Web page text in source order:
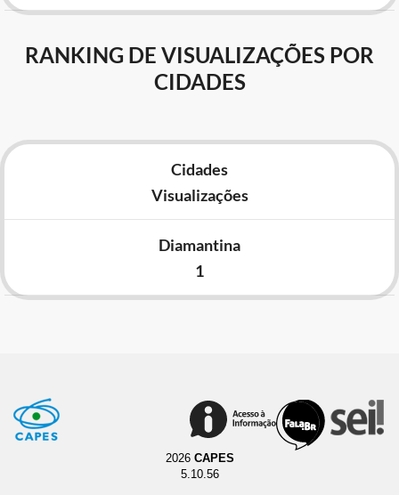
RANKING DE VISUALIZAÇÕES POR
CIDADES
Cidades
Visualizações
Diamantina
1
2026 CAPES
5.10.56